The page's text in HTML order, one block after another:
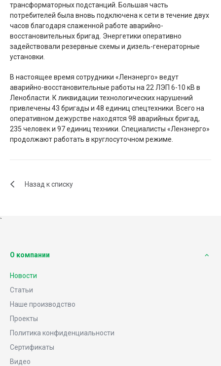
трансформаторных подстанций. Большая часть
потребителей была вновь подключена к сети в течение двух
часов благодаря слаженной работе аварийно-
восстановительных бригад. Энергетики оперативно
задействовали резервные схемы и дизель-генераторные
установки.
В настоящее время сотрудники «Ленэнерго» ведут
аварийно-восстановительные работы на 22 ЛЭП 6-10 кВ в
Ленобласти. К ликвидации технологических нарушений
привлечены 43 бригады и 48 единиц спецтехники. Всего на
оперативном дежурстве находятся 98 аварийных бригад,
235 человек и 97 единиц техники. Специалисты «Ленэнерго»
продолжают работать в круглосуточном режиме.
Назад к списку
`
О компании
Новости
Статьи
Наше производство
Проекты
Политика конфиденциальности
Сертификаты
Видео